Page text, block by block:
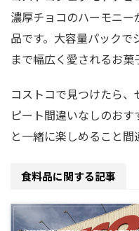
濃厚チョコのハーモニ
品です。大容量パック
まで幅広く愛されるお菓
コストコで見つけたら
ピート間違いなしのお
と一緒に楽しめること間
食料品に関する記事